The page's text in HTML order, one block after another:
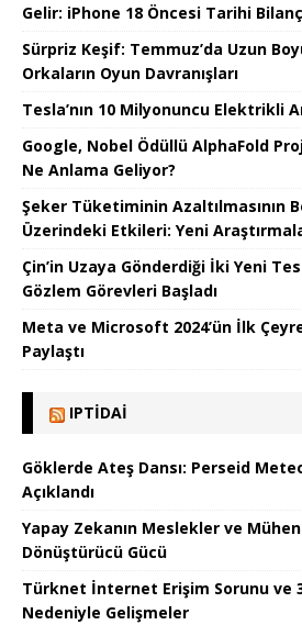
Gelir: iPhone 18 Öncesi Tarihi
Sürpriz Keşif: Temmuz’da Uzun
Orkaların Oyun Davranışları
Tesla’nın 10 Milyonuncu Elektrikli
Google, Nobel Ödüllü AlphaFold
Ne Anlama Geliyor?
Şeker Tüketiminin Azaltılmasının
Üzerindeki Etkileri: Yeni
Çin’in Uzaya Gönderdiği İki Yeni
Gözlem Görevleri Başladı
Meta ve Microsoft 2024’ün İlk
Paylaştı
IPTIDAI
Göklerde Ateş Dansı: Perseid
Açıklandı
Yapay Zekanın Meslekler ve
Dönüştürücü Gücü
Türknet İnternet Erişim Sorunu ve
Nedeniyle Gelişmeler